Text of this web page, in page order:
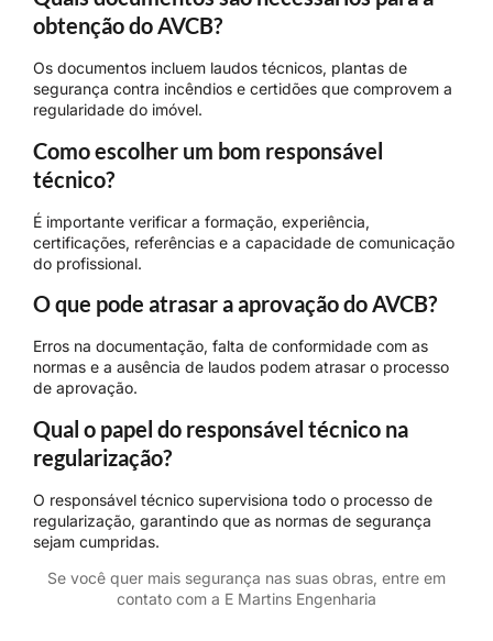
obtenção do AVCB?
Os documentos incluem laudos técnicos, plantas de
segurança contra incêndios e certidões que comprovem a
regularidade do imóvel.
Como escolher um bom responsável
técnico?
É importante verificar a formação, experiência,
certificações, referências e a capacidade de comunicação
do profissional.
O que pode atrasar a aprovação do AVCB?
Erros na documentação, falta de conformidade com as
normas e a ausência de laudos podem atrasar o processo
de aprovação.
Qual o papel do responsável técnico na
regularização?
O responsável técnico supervisiona todo o processo de
regularização, garantindo que as normas de segurança
sejam cumpridas.
Se você quer mais segurança nas suas obras, entre em
contato com a E Martins Engenharia